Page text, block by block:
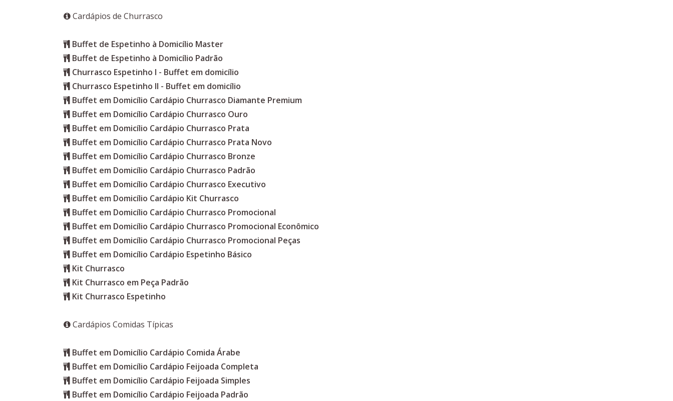
Cardápios de Churrasco
Buffet de Espetinho à Domicílio Master
Buffet de Espetinho à Domicílio Padrão
Churrasco Espetinho I - Buffet em domicílio
Churrasco Espetinho II - Buffet em domicílio
Buffet em Domicílio Cardápio Churrasco Diamante Premium
Buffet em Domicílio Cardápio Churrasco Ouro
Buffet em Domicílio Cardápio Churrasco Prata
Buffet em Domicílio Cardápio Churrasco Prata Novo
Buffet em Domicílio Cardápio Churrasco Bronze
Buffet em Domicílio Cardápio Churrasco Padrão
Buffet em Domicílio Cardápio Churrasco Executivo
Buffet em Domicílio Cardápio Kit Churrasco
Buffet em Domicílio Cardápio Churrasco Promocional
Buffet em Domicílio Cardápio Churrasco Promocional Econômico
Buffet em Domicílio Cardápio Churrasco Promocional Peças
Buffet em Domicílio Cardápio Espetinho Básico
Kit Churrasco
Kit Churrasco em Peça Padrão
Kit Churrasco Espetinho
Cardápios Comidas Típicas
Buffet em Domicílio Cardápio Comida Árabe
Buffet em Domicílio Cardápio Feijoada Completa
Buffet em Domicílio Cardápio Feijoada Simples
Buffet em Domicílio Cardápio Feijoada Padrão